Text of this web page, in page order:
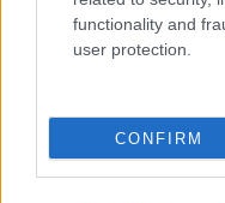
functionality and
user protection.
CONFIRM